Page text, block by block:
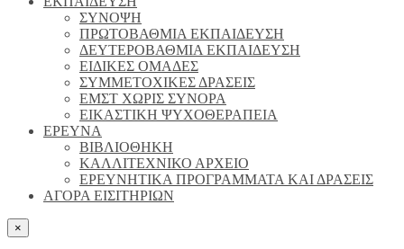
ΣΥΝΟΨΗ
ΠΡΩΤΟΒΑΘΜΙΑ ΕΚΠΑΙΔΕΥΣΗ
ΔΕΥΤΕΡΟΒΑΘΜΙΑ ΕΚΠΑΙΔΕΥΣΗ
ΕΙΔΙΚΕΣ ΟΜΑΔΕΣ
ΣΥΜΜΕΤΟΧΙΚΕΣ ΔΡΑΣΕΙΣ
ΕΜΣΤ ΧΩΡΙΣ ΣΥΝΟΡΑ
ΕΙΚΑΣΤΙΚΗ ΨΥΧΟΘΕΡΑΠΕΙΑ
ΕΡΕΥΝΑ
ΒΙΒΛΙΟΘΗΚΗ
ΚΑΛΛΙΤΕΧΝΙΚΟ ΑΡΧΕΙΟ
ΕΡΕΥΝΗΤΙΚΑ ΠΡΟΓΡΑΜΜΑΤΑ ΚΑΙ ΔΡΑΣΕΙΣ
ΑΓΟΡΑ ΕΙΣΙΤΗΡΙΩΝ
×